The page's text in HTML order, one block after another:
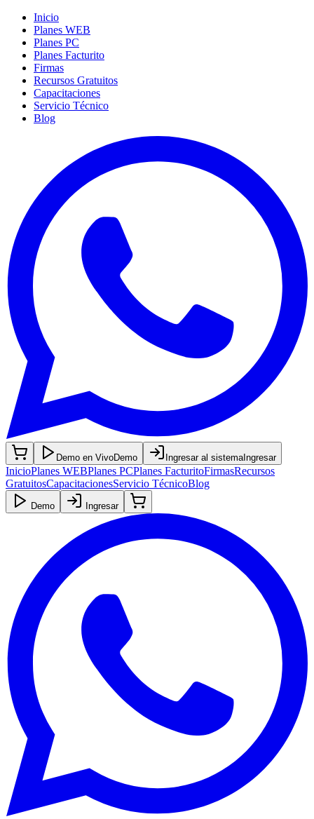
Inicio
Planes WEB
Planes PC
Planes Facturito
Firmas
Recursos Gratuitos
Capacitaciones
Servicio Técnico
Blog
Demo en VivoDemo Ingresar al sistemaIngresar
InicioPlanes WEBPlanes PCPlanes FacturitoFirmasRecursos
GratuitosCapacitacionesServicio TécnicoBlog
Demo Ingresar